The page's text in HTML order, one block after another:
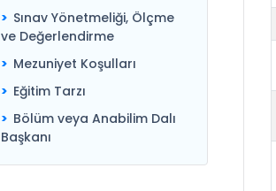
Sınav Yönetmeliği, Ölçme
ve Değerlendirme
Mezuniyet Koşulları
Eğitim Tarzı
Bölüm veya Anabilim Dalı
Başkanı